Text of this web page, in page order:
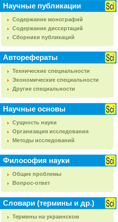
Научные публикации
Содержание монографий
Содержание диссертаций
Сборники публикаций
Авторефераты
Технические специальности
Экономические специальности
Другие специальности
Научные основы
Сущность науки
Организация исследования
Методы исследований
Философия науки
Общие проблемы
Вопрос-ответ
Словари (термины и др.)
Термины на украинском